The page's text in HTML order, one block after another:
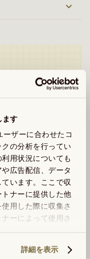
ます
ザーに合わせたコ
の分析を行ってい
用状況についても
広告配信、データ
います。ここで収
ナーに提供した他
用した際に収集さ
ーによって使用さ
詳細を表示
について詳しくみる